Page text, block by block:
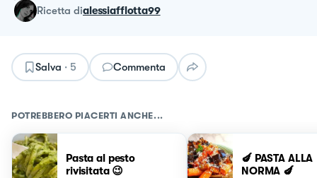
ricetta dialessiafflotta99
Salva · 5 Commenta
POTREBBERO PIACERTI ANCHE...
Pasta al pesto
rivisitata 😉
🍆 PASTA ALLA
NORMA 🍆